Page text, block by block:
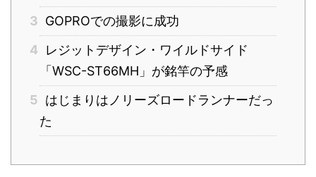
3 GOPROでの撮影に成功
4
レジットデザイン・ワイルドサイド
「WSC-ST66MH」が銘竿の予感
5 はじまりはノリーズロードランナーだっ
た